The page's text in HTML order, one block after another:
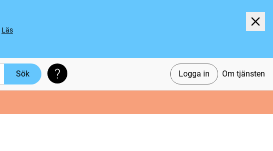
Läs
Logga in Om tjänsten
Sök Söktips